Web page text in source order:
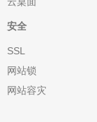
安全
SSL
网站锁
网站容灾